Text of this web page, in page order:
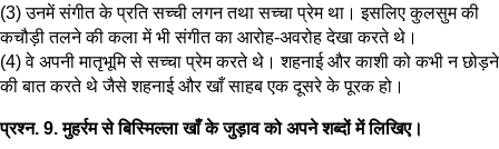
(3) उनमें संगीत के प्रति सच्ची लगन तथा सच्चा प्रेम था। इसलिए कुलसुम की
कचौड़ी तलने की कला में भी संगीत का आरोह-अवरोह देखा करते थे।
(4) वे अपनी मातृभूमि से सच्चा प्रेम करते थे। शहनाई और काशी को कभी न छोड़ने
की बात करते थे जैसे शहनाई और खाँ साहब एक दूसरे के पूरक हो।
प्रश्न. 9. मुहर्रम से बिस्मिल्ला खाँ के जुड़ाव को अपने शब्दों में लिखिए।